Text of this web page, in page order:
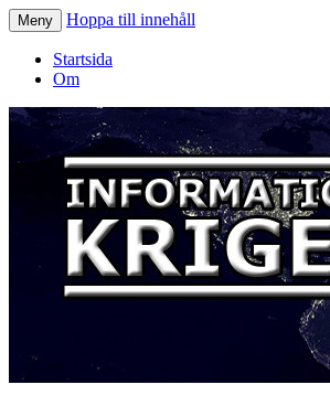
Informationskriget.se
Meny Hoppa till innehåll
Startsida
Om